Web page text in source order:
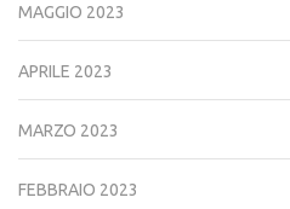
MAGGIO 2023
APRILE 2023
MARZO 2023
FEBBRAIO 2023